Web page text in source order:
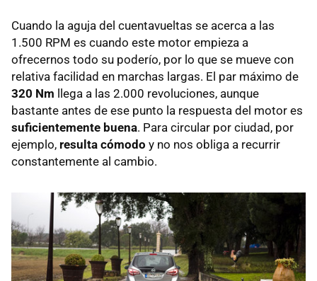
Cuando la aguja del cuentavueltas se acerca a las
1.500 RPM es cuando este motor empieza a
ofrecernos todo su poderío, por lo que se mueve con
relativa facilidad en marchas largas. El par máximo de
320 Nm llega a las 2.000 revoluciones, aunque
bastante antes de ese punto la respuesta del motor es
suficientemente buena. Para circular por ciudad, por
ejemplo, resulta cómodo y no nos obliga a recurrir
constantemente al cambio.